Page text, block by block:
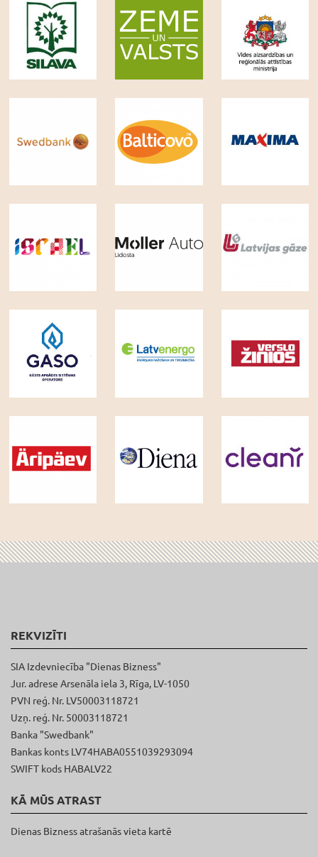
REKVIZĪTI
SIA Izdevniecība "Dienas Bizness"
Jur. adrese Arsenāla iela 3, Rīga, LV-1050
PVN reģ. Nr. LV50003118721
Uzņ. reģ. Nr. 50003118721
Banka "Swedbank"
Bankas konts LV74HABA0551039293094
SWIFT kods HABALV22
KĀ MŪS ATRAST
Dienas Bizness atrašanās vieta kartē